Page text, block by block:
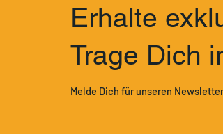
Erhalte
Trage Dich
Melde Dich für unseren